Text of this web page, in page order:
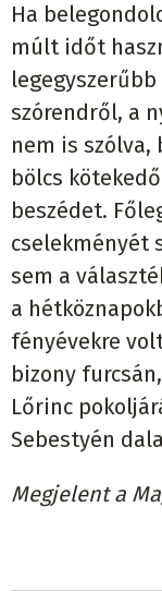
Ha
múlt időt
szórendről, a
nem is szólva,
bölcs
beszédet.
cselekményét
sem a
a
fényévekre
bizony
Lőrinc
Sebestyén
Megjelent a